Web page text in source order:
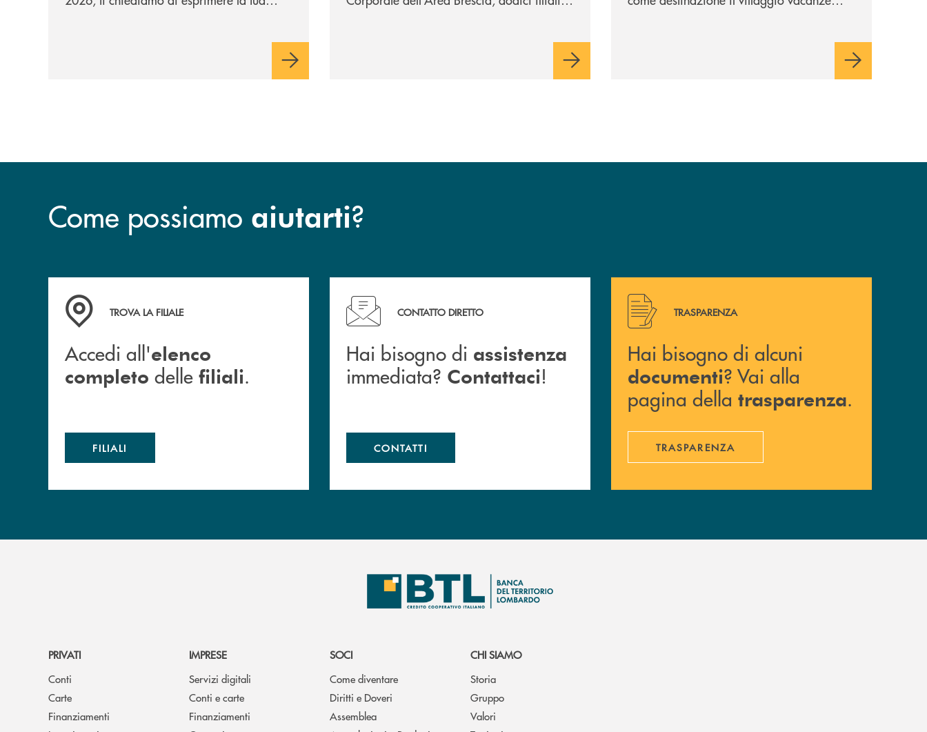
Roncadelle - del suo immediato hinterland.
Come possiamo aiutarti?
Accedi all' elenco completo delle filiali .
TROVA LA FILIALE
Accedi all'elenco
completo delle filiali.
FILIALI
Hai bisogno di assistenza immediata? Contattaci !
CONTATTO DIRETTO
Hai bisogno di assistenza
immediata? Contattaci!
CONTATTI
Hai bisogno di alcuni documenti ? Vai alla pagina della
TRASPARENZA
Hai bisogno di alcuni
documenti? Vai alla
pagina della trasparenza.
TRASPARENZA
PRIVATI
Conti
Carte
Finanziamenti
IMPRESE
Servizi digitali
Conti e carte
Finanziamenti
SOCI
Come diventare
Diritti e Doveri
Assemblea
CHI SIAMO
Storia
Gruppo
Valori